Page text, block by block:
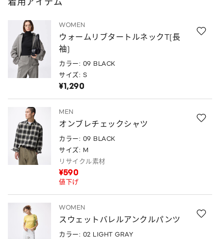
WOMEN
ウォームリブタートルネックT(長
袖)
カラー: 09 BLACK
サイズ: S
¥1,290
MEN
オンブレチェックシャツ
カラー: 09 BLACK
サイズ: M
リサイクル素材
¥590
値下げ
WOMEN
スウェットバレルアンクルパンツ
カラー: 02 LIGHT GRAY